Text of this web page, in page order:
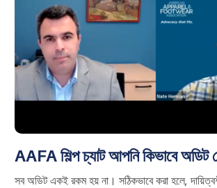
AAFA শিল্প চ্যাট আপনি কিভাবে অডিট
সব অডিট একই রকম হয় না। সঠিকভাবে করা হলে,